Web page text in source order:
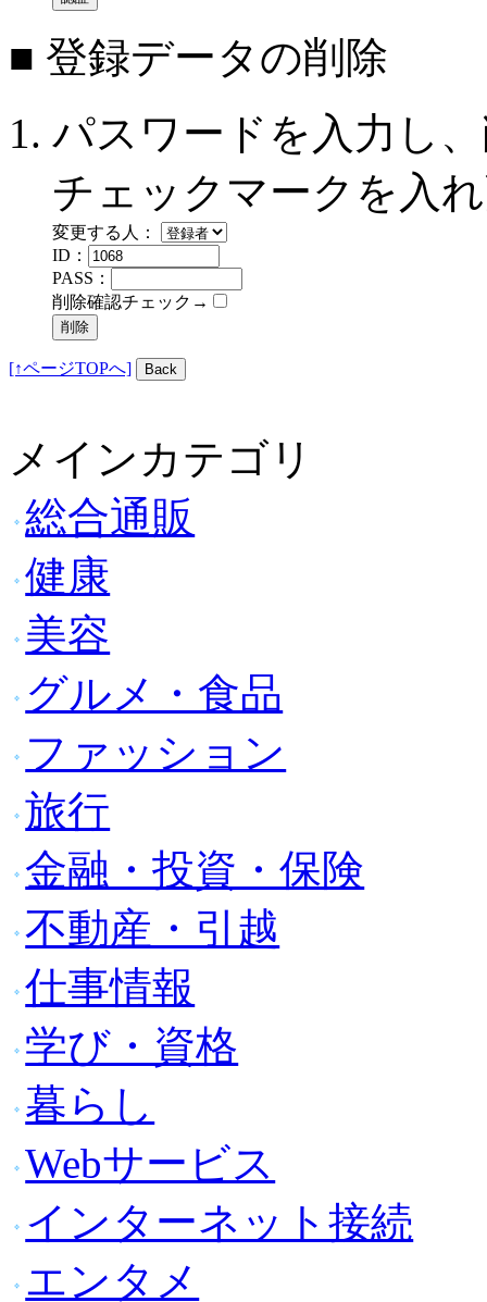
■ 登録データの削除
パスワードを入力し
チェックマークを入
変更する人：
ID：
PASS：
削除確認チェック→
[↑ページTOPへ]
メインカテゴリ
総合通販
健康
美容
グルメ・食品
ファッション
旅行
金融・投資・保険
不動産・引越
仕事情報
学び・資格
暮らし
Webサービス
インターネット接続
エンタメ